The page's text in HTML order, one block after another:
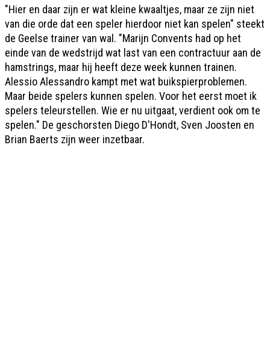
"Hier en daar zijn er wat kleine kwaaltjes, maar ze zijn niet
van die orde dat een speler hierdoor niet kan spelen" steekt
de Geelse trainer van wal. "Marijn Convents had op het
einde van de wedstrijd wat last van een contractuur aan de
hamstrings, maar hij heeft deze week kunnen trainen.
Alessio Alessandro kampt met wat buikspierproblemen.
Maar beide spelers kunnen spelen. Voor het eerst moet ik
spelers teleurstellen. Wie er nu uitgaat, verdient ook om te
spelen." De geschorsten Diego D'Hondt, Sven Joosten en
Brian Baerts zijn weer inzetbaar.